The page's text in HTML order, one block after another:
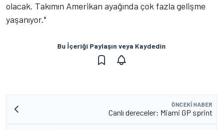
olacak. Takımın Amerikan ayağında çok fazla gelişme
yaşanıyor."
Bu İçeriği Paylaşın veya Kaydedin
ÖNCEKI HABER
Canlı dereceler: Miami GP sprint